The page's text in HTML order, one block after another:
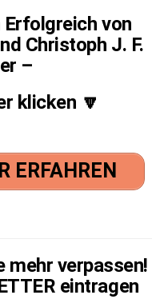
von
Christoph J. F.
–
klicken 🔽
ERFAHREN
mehr verpassen!
eintragen